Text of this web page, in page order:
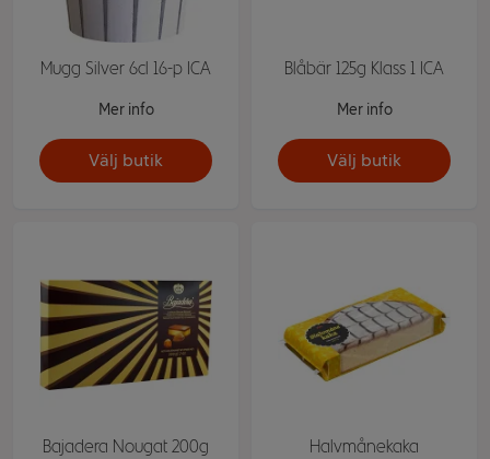
Mugg Silver 6cl 16-p ICA
Mer info
Välj butik
Blåbär 125g Klass 1 ICA
Mer info
Välj butik
Bajadera Nougat 200g
Halvmånekaka